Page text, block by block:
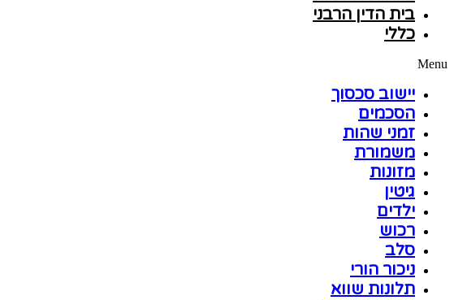
בית הדין הרבני
כללי
Menu
יישוב סכסוך
הסכמים
זמני שהות
משמורת
מזונות
גיטין
ילדים
רכוש
סלב
ניכור הורי
תלונות שווא